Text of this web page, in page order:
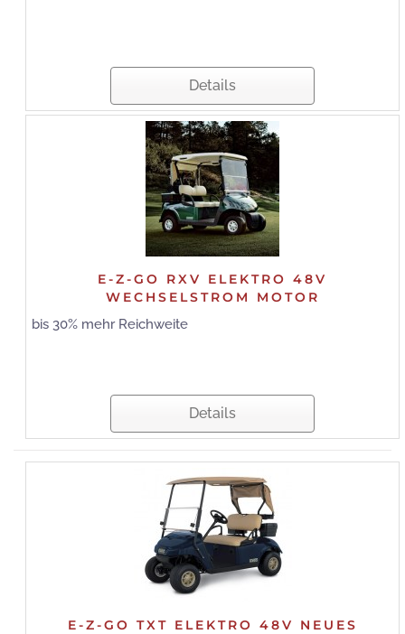
Details
E-Z-GO RXV ELEKTRO 48V
WECHSELSTROM MOTOR
bis 30% mehr Reichweite
Details
E-Z-GO TXT ELEKTRO 48V NEUES